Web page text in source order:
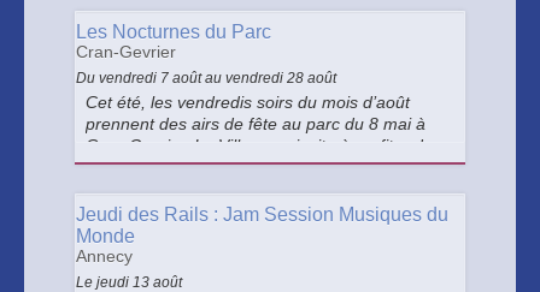
des vibrations latines !
Les Nocturnes du Parc
Cran-Gevrier
Du vendredi 7 août au vendredi 28 août
Cet été, les vendredis soirs du mois d’août
prennent des airs de fête au parc du 8 mai à
Cran-Gevrier. La Ville vous invite à profiter de
concerts gratuits en plein air, dans une
Jeudi des Rails : Jam Session Musiques du
Monde
Annecy
Le jeudi 13 août